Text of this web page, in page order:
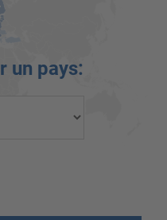
un pays: